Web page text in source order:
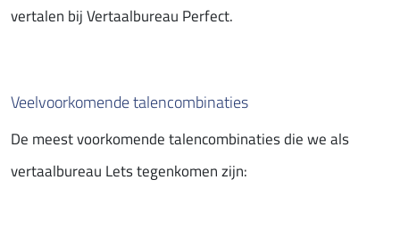
vertalen bij Vertaalbureau Perfect.
Veelvoorkomende talencombinaties
De meest voorkomende talencombinaties die we als
vertaalbureau Lets tegenkomen zijn: